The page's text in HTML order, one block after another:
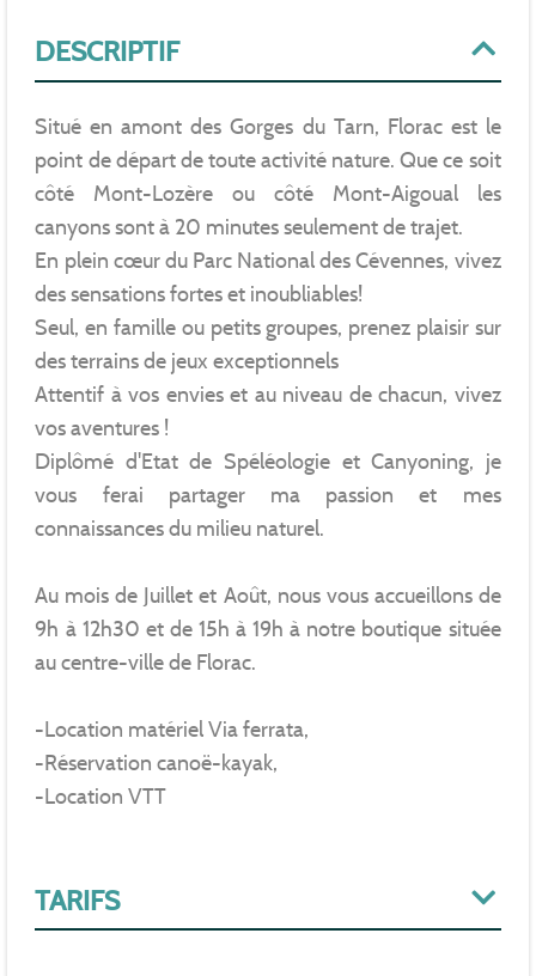
DESCRIPTIF
Situé en amont des Gorges du Tarn, Florac est le
point de départ de toute activité nature. Que ce soit
côté Mont-Lozère ou côté Mont-Aigoual les
canyons sont à 20 minutes seulement de trajet.
En plein cœur du Parc National des Cévennes, vivez
des sensations fortes et inoubliables!
Seul, en famille ou petits groupes, prenez plaisir sur
des terrains de jeux exceptionnels
Attentif à vos envies et au niveau de chacun, vivez
vos aventures !
Diplômé d'Etat de Spéléologie et Canyoning, je
vous ferai partager ma passion et mes
connaissances du milieu naturel.
Au mois de Juillet et Août, nous vous accueillons de
9h à 12h30 et de 15h à 19h à notre boutique située
au centre-ville de Florac.
-Location matériel Via ferrata,
-Réservation canoë-kayak,
-Location VTT
TARIFS